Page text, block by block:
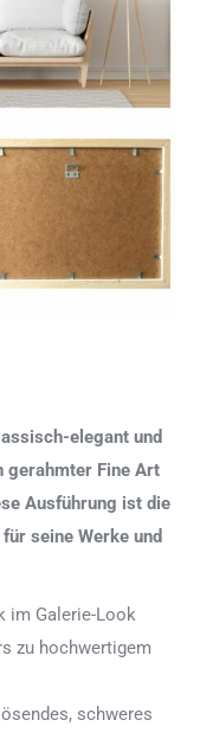
elegant und
gerahmter Fine Art
Ausführung ist die
seine Werke und
im Galerie-Look
zu hochwertigem
schweres